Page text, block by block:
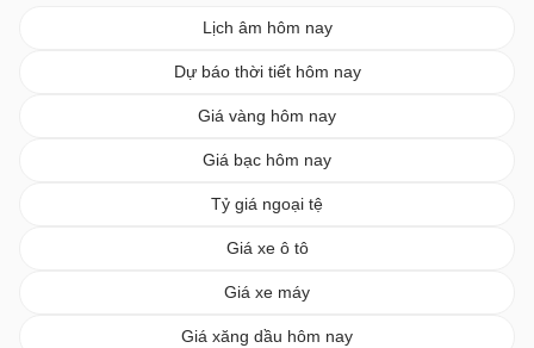
Lịch âm hôm nay
Dự báo thời tiết hôm nay
Giá vàng hôm nay
Giá bạc hôm nay
Tỷ giá ngoại tệ
Giá xe ô tô
Giá xe máy
Giá xăng dầu hôm nay